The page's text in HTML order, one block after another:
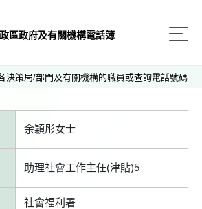
區政府及有關機構電話簿
決策局/部門及有關機構的職員或查詢電話號碼
余穎彤女士
助理社會工作主任(津貼)5
社會福利署